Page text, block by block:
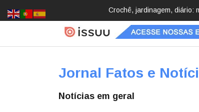
Brasil registra 84,2 mil
Jornal Fatos e
Notícias em geral